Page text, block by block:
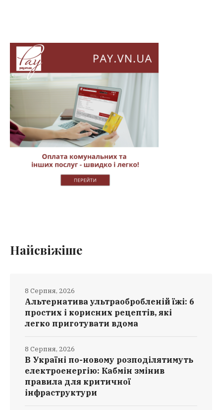
Найсвіжіше
Альтернатива ультраобробленій їжі: 6
простих і корисних рецептів, які
легко приготувати вдома
8 Серпня, 2026
В Україні по-новому розподілятимуть
електроенергію: Кабмін змінив
правила для критичної
інфраструктури
8 Серпня, 2026